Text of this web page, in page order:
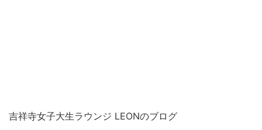
吉祥寺女子大生ラウンジ LEONのブログ